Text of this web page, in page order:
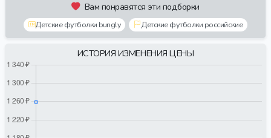
Вам понравятся эти подборки
Детские футболки bungly Детские футболки российские
ИСТОРИЯ ИЗМЕНЕНИЯ ЦЕНЫ